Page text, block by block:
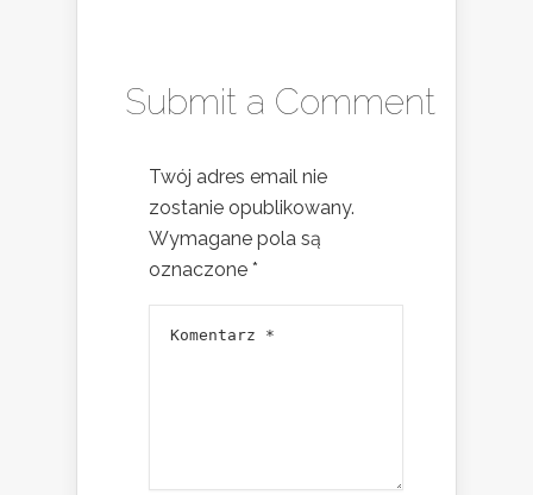
Submit a Comment
Twój adres email nie
zostanie opublikowany.
Wymagane pola są
oznaczone *